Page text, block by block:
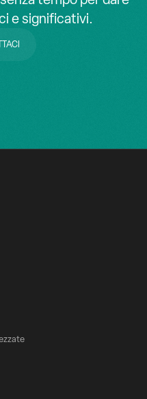
e significativi.